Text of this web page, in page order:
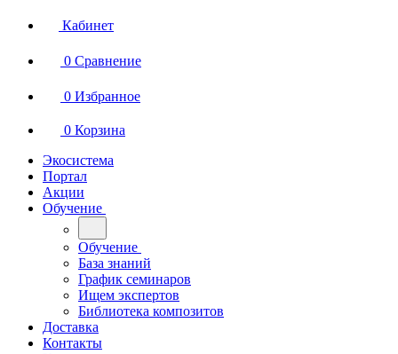
Кабинет
0 Сравнение
0 Избранное
0 Корзина
Экосистема
Портал
Акции
Обучение
Обучение
База знаний
График семинаров
Ищем экспертов
Библиотека композитов
Доставка
Контакты